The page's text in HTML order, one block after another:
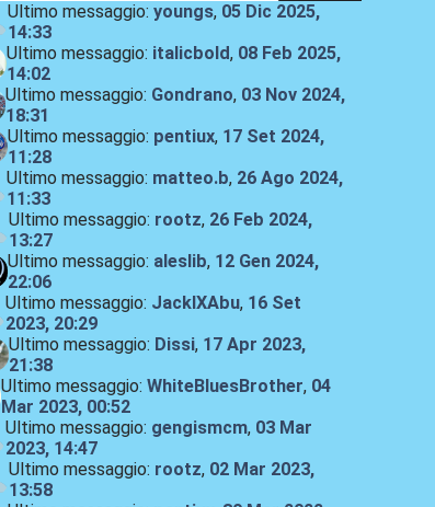
Ultimo messaggio:youngs, 05 Dic 2025,
14:33
Ultimo messaggio: italicbold, 08 Feb 2025,
14:02
Ultimo messaggio: Gondrano, 03 Nov 2024,
18:31
Ultimo messaggio: pentiux, 17 Set 2024,
11:28
Ultimo messaggio: matteo.b, 26 Ago 2024,
11:33
Ultimo messaggio: rootz, 26 Feb 2024,
13:27
Ultimo messaggio: aleslib, 12 Gen 2024,
22:06
Ultimo messaggio: JackIXAbu, 16 Set
2023, 20:29
Ultimo messaggio: Dissi, 17 Apr 2023,
21:38
Ultimo messaggio:WhiteBluesBrother, 04
Mar 2023, 00:52
Ultimo messaggio: gengismcm, 03 Mar
2023, 14:47
Ultimo messaggio: rootz, 02 Mar 2023,
13:58